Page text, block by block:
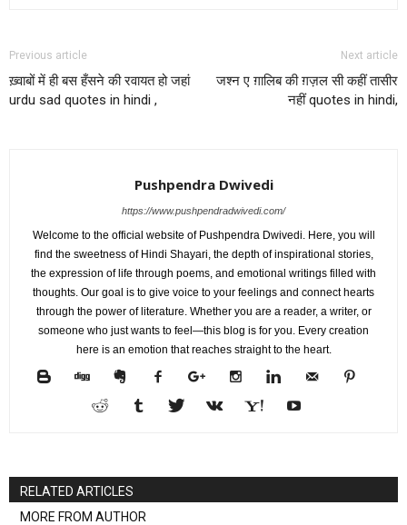
Previous article
ख़्वाबों में ही बस हँसने की रवायत हो जहां
urdu sad quotes in hindi ,
Next article
जश्न ए ग़ालिब की ग़ज़ल सी कहीं तासीर
नहीं quotes in hindi,
Pushpendra Dwivedi
https://www.pushpendradwivedi.com/
Welcome to the official website of Pushpendra Dwivedi. Here, you will
find the sweetness of Hindi Shayari, the depth of inspirational stories,
the expression of life through poems, and emotional writings filled with
thoughts. Our goal is to give voice to your feelings and connect hearts
through the power of literature. Whether you are a reader, a writer, or
someone who just wants to feel—this blog is for you. Every creation
here is an emotion that reaches straight to the heart.
RELATED ARTICLES
MORE FROM AUTHOR